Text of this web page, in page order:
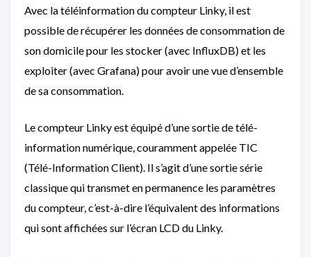
Avec la téléinformation du compteur Linky, il est
possible de récupérer les données de consommation de
son domicile pour les stocker (avec InfluxDB) et les
exploiter (avec Grafana) pour avoir une vue d’ensemble
de sa consommation.
Le compteur Linky est équipé d’une sortie de télé-
information numérique, couramment appelée TIC
(Télé-Information Client). Il s’agit d’une sortie série
classique qui transmet en permanence les paramètres
du compteur, c’est-à-dire l’équivalent des informations
qui sont affichées sur l’écran LCD du Linky.